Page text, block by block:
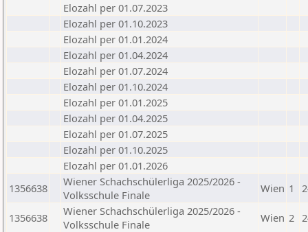
Elozahl per 01.07.2023
Elozahl per 01.10.2023
Elozahl per 01.01.2024
Elozahl per 01.04.2024
Elozahl per 01.07.2024
Elozahl per 01.10.2024
Elozahl per 01.01.2025
Elozahl per 01.04.2025
Elozahl per 01.07.2025
Elozahl per 01.10.2025
Elozahl per 01.01.2026
1356638
Wiener Schachschülerliga 2025/2026 -
Volksschule Finale
Wien 1
1356638
Wiener Schachschülerliga 2025/2026 -
Volksschule Finale
Wien 2